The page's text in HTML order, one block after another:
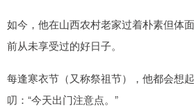
如今，他在山西农村老家过着朴素但体
前从未享受过的好日子。
每逢寒衣节（又称祭祖节），他都会想
叨：“今天出门注意点。”